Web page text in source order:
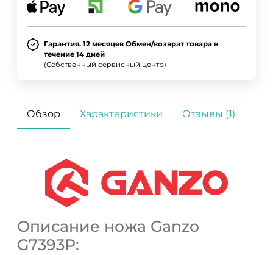
Гарантия. 12 месяцев Обмен/возврат товара в
течение 14 дней
(Собственный сервисный центр)
Обзор Характеристики Отзывы (1)
Описание ножа Ganzo
G7393P: